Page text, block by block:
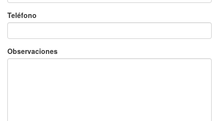
Teléfono
Observaciones